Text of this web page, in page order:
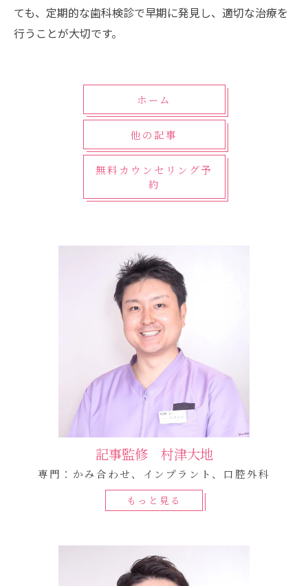
ても、定期的な歯科検診で早期に発見し、適切な治療を
行うことが大切です。
ホーム
他の記事
無料カウンセリング予
約
記事監修 村津大地
専門：かみ合わせ、インプラント、口腔外科
もっと見る